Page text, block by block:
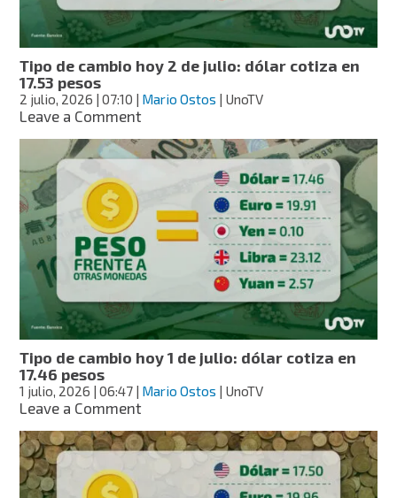
17.47
pesos
Tipo de cambio hoy 2 de julio: dólar cotiza en
17.53 pesos
2 julio, 2026 | 07:10 Mario Ostos | UnoTV
Leave a Commenton
de
de
julio:
dólar
cotiza
17.53
pesos
Tipo de cambio hoy 1 de julio: dólar cotiza en
17.46 pesos
1 julio, 2026 | 06:47 | Mario Ostos | UnoTV
Leave a Commenton
de
cambio